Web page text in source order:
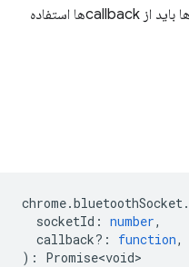
پشتیبانی می‌شوند، سایر پلتفرم‌ها باید از callbackها استفاده
chrome.bluetoothSocket.
socketId : number,
callback? : function,
) : Promise<void>